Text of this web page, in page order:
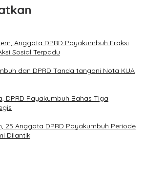
Anggota DPRD Payakumbuh Fraksi
Sosial Terpadu
dan DPRD Tanda tangani Nota KUA
DPRD Payakumbuh Bahas Tiga
25 Anggota DPRD Payakumbuh Periode
Dilantik